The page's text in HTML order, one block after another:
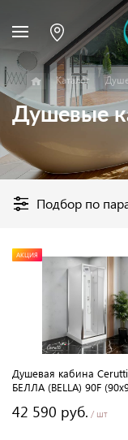
Каталог
Душевые
Подбор по
АКЦИЯ
Душевая кабина
БЕЛЛА (BELLA) 90F
без крыши
42 590 руб. / шт